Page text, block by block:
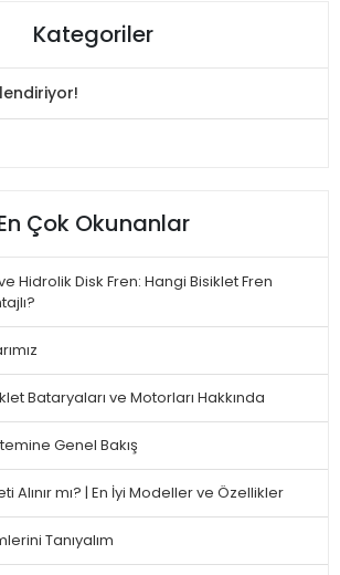
Kategoriler
Çok Okunanlar
Hidrolik Disk Fren: Hangi Bisiklet Fren
Bataryaları ve Motorları Hakkında
Genel Bakış
Alınır mı? | En İyi Modeller ve Özellikler
Tanıyalım